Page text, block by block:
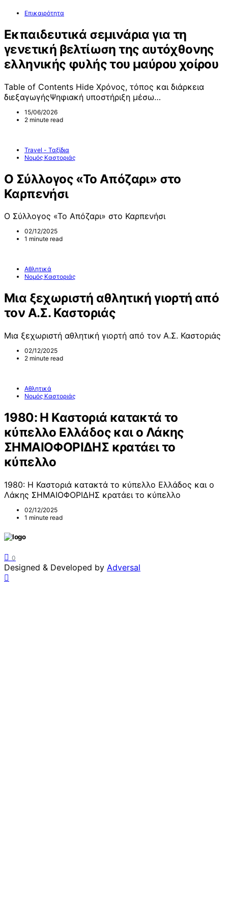
Επικαιρότητα
Εκπαιδευτικά σεμινάρια για τη
γενετική βελτίωση της αυτόχθονης
ελληνικής φυλής του μαύρου χοίρου
Table of Contents Hide Χρόνος, τόπος και διάρκεια
διεξαγωγήςΨηφιακή υποστήριξη μέσω…
15/06/2026
2 minute read
Travel - Ταξίδια
Νομός Καστοριάς
Ο Σύλλογος «Το Απόζαρι» στο
Καρπενήσι
Ο Σύλλογος «Το Απόζαρι» στο Καρπενήσι
02/12/2025
1 minute read
Αθλητικά
Νομός Καστοριάς
Μια ξεχωριστή αθλητική γιορτή από
τον Α.Σ. Καστοριάς
Μια ξεχωριστή αθλητική γιορτή από τον Α.Σ. Καστοριάς
02/12/2025
2 minute read
Αθλητικά
Νομός Καστοριάς
1980: Η Καστοριά κατακτά το
κύπελλο Ελλάδος και ο Λάκης
ΣΗΜΑΙΟΦΟΡΙΔΗΣ κρατάει το
κύπελλο
1980: Η Καστοριά κατακτά το κύπελλο Ελλάδος και ο
Λάκης ΣΗΜΑΙΟΦΟΡΙΔΗΣ κρατάει το κύπελλο
02/12/2025
1 minute read
0
Designed & Developed by Adversal